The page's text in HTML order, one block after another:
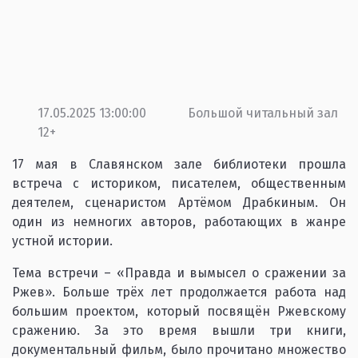
17.05.2025 13:00:00
Большой читальный зал
12+
17 мая в Славянском зале библиотеки прошла
встреча с историком, писателем, общественным
деятелем, сценаристом Артёмом Драбкиным. Он
один из немногих авторов, работающих в жанре
устной истории.
Тема встречи – «Правда и вымысел о сражении за
Ржев». Больше трёх лет продолжается работа над
большим проектом, который посвящён Ржевскому
сражению. За это время вышли три книги,
документальный фильм, было прочитано множество